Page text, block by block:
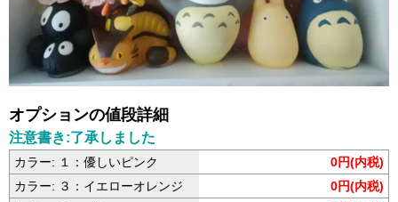
オプションの値段詳細
注意書き:了承しました
カラー: １：優しいピンク
0円(内税)
カラー: ３：イエローオレンジ
0円(内税)